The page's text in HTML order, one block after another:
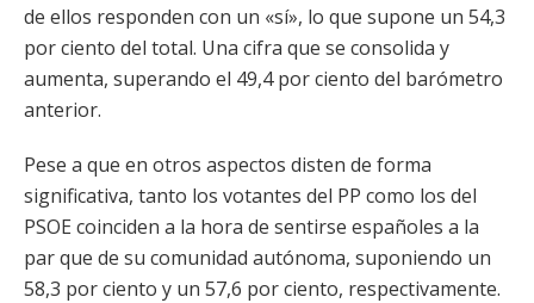
de ellos responden con un «sí», lo que supone un 54,3
por ciento del total. Una cifra que se consolida y
aumenta, superando el 49,4 por ciento del barómetro
anterior.
Pese a que en otros aspectos disten de forma
significativa, tanto los votantes del PP como los del
PSOE coinciden a la hora de sentirse españoles a la
par que de su comunidad autónoma, suponiendo un
58,3 por ciento y un 57,6 por ciento, respectivamente.